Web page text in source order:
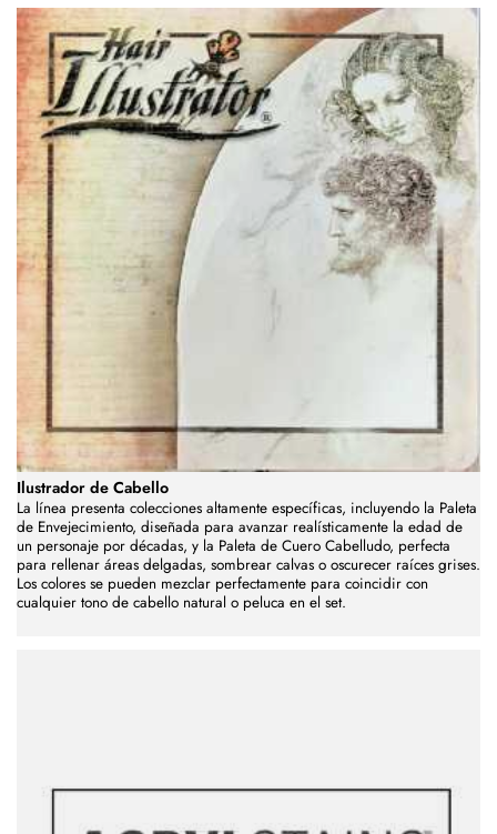
Ilustrador de Cabello
La línea presenta colecciones altamente específicas, incluyendo la Paleta
de Envejecimiento, diseñada para avanzar realísticamente la edad de
un personaje por décadas, y la Paleta de Cuero Cabelludo, perfecta
para rellenar áreas delgadas, sombrear calvas o oscurecer raíces grises.
Los colores se pueden mezclar perfectamente para coincidir con
cualquier tono de cabello natural o peluca en el set.